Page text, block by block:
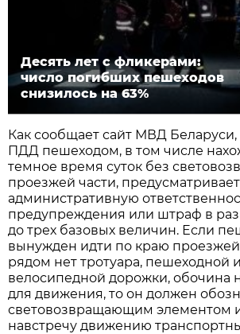
Десять лет с фликерами:
число погибших пешеходов
снизилось на 63%
Как сообщает сайт МВД
ПДД пешеходом, в том числе
темное время суток без
проезжей части, предусматривает
административную
предупреждения или штраф в
до трех базовых величин. Если
вынужден идти по краю проезжей
рядом нет тротуара, пешеходной
велосипедной дорожки, обочина
для движения, то он должен
световозвращающим элементом
навстречу движению